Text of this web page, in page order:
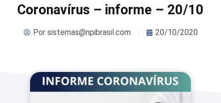
Coronavírus – informe – 20/10
Porsistemas@npibrasil.com 20/10/2020